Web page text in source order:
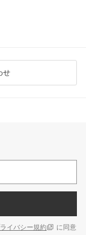
せ
イバシー規約
に同意